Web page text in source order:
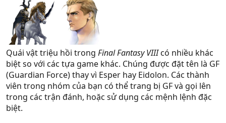
Quái vật triệu hồi trong Final Fantasy VIIIcó nhiều khác
biệt so với các tựa game khác. Chúng được đặt tên là GF
(Guardian Force) thay vì Esper hay Eidolon. Các thành
viên trong nhóm của bạn có thể trang bị GF và gọi lên
trong các trận đánh, hoặc sử dụng các mệnh lệnh đặc
biệt.